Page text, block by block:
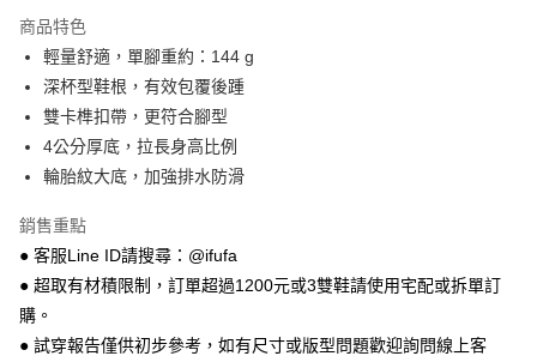
悠遊付
Google Pay
全盈+PAY
AFTEE先享後付
【關於「AFTEE先享後付」】
AFTEE先享後付是「在收到商品之後才付款」的支付方式。 讓您購物簡單
１．簡單：不需註冊會員、不需綁卡、不需儲值。
２．便利：只要手機號碼，簡訊認證，即可結帳。
３．安心：先確認商品／服務後，再付款。
ATM付款
運送方式
全家 取貨付款
商品特色
輕量舒適，單腳重約：144 g
深杯型鞋根，有效包覆後踵
雙卡榫扣帶，更符合腳型
4公分厚底，拉長身高比例
輪胎紋大底，加強排水防滑
銷售重點
● 客服Line ID請搜尋：@ifufa
● 超取有材積限制，訂單超過1200元或3雙鞋請使用宅配或拆單訂
購。
● 試穿報告僅供初步參考，如有尺寸或版型問題歡迎詢問線上客